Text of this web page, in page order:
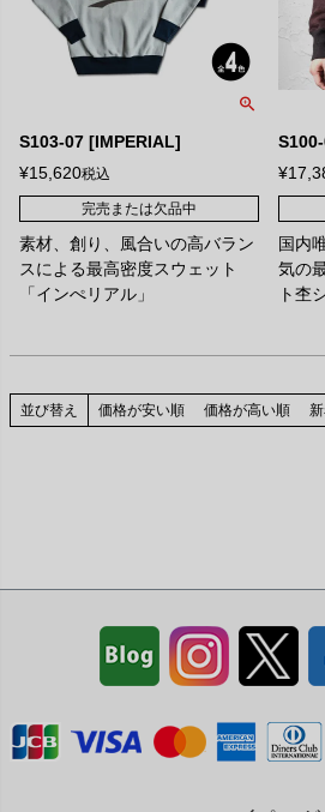
S103-07 [IMPERIAL]
¥15,620税込
完売または欠品中
素材、創り、風合いの高バラン
スによる最高密度スウェット
「インぺリアル」
¥
国内
気の
ト杢
並び替え 価格が安い順 価格が高い順